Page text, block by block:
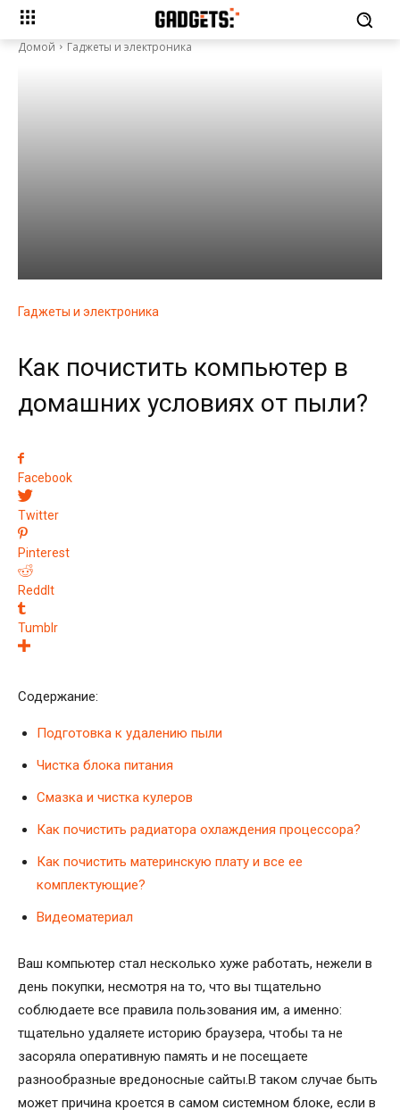
Домой Гаджеты и электроника
Гаджеты и электроника
Как почистить компьютер в
домашних условиях от пыли?
Facebook
Twitter
Pinterest
ReddIt
Tumblr
Содержание:
Подготовка к удалению пыли
Чистка блока питания
Смазка и чистка кулеров
Как почистить радиатора охлаждения процессора?
Как почистить материнскую плату и все ее
комплектующие?
Видеоматериал
Ваш компьютер стал несколько хуже работать, нежели в
день покупки, несмотря на то, что вы тщательно
соблюдаете все правила пользования им, а именно:
тщательно удаляете историю браузера, чтобы та не
засоряла оперативную память и не посещаете
разнообразные вредоносные сайты.В таком случае быть
может причина кроется в самом системном блоке, если в